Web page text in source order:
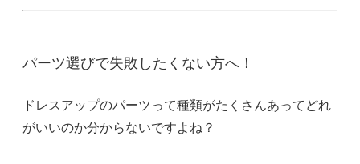
パーツ選びで失敗したくない方へ！
ドレスアップのパーツって種類がたくさんあってどれ
がいいのか分からないですよね？